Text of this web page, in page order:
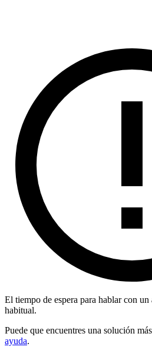
El tiempo de espera para hablar con un
habitual.
Puede que encuentres una solución
ayuda.